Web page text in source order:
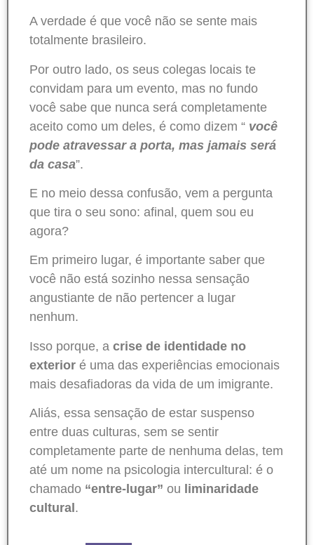
A verdade é que você não se sente mais
totalmente brasileiro.
Por outro lado, os seus colegas locais te
convidam para um evento, mas no fundo
você sabe que nunca será completamente
aceito como um deles, é como dizem “ você
pode atravessar a porta, mas jamais será
da casa”.
E no meio dessa confusão, vem a pergunta
que tira o seu sono: afinal, quem sou eu
agora?
Em primeiro lugar, é importante saber que
você não está sozinho nessa sensação
angustiante de não pertencer a lugar
nenhum.
Isso porque, a crise de identidade no
exterior é uma das experiências emocionais
mais desafiadoras da vida de um imigrante.
Aliás, essa sensação de estar suspenso
entre duas culturas, sem se sentir
completamente parte de nenhuma delas, tem
até um nome na psicologia intercultural: é o
chamado “entre-lugar” ou liminaridade
cultural .